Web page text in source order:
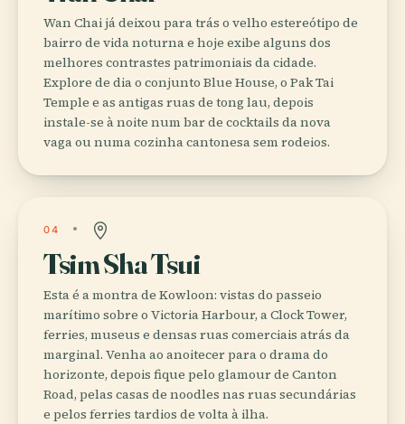
Wan Chai já deixou para trás o velho estereótipo de
bairro de vida noturna e hoje exibe alguns dos
melhores contrastes patrimoniais da cidade.
Explore de dia o conjunto Blue House, o Pak Tai
Temple e as antigas ruas de tong lau, depois
instale-se à noite num bar de cocktails da nova
vaga ou numa cozinha cantonesa sem rodeios.
04
Tsim Sha Tsui
Esta é a montra de Kowloon: vistas do passeio
marítimo sobre o Victoria Harbour, a Clock Tower,
ferries, museus e densas ruas comerciais atrás da
marginal. Venha ao anoitecer para o drama do
horizonte, depois fique pelo glamour de Canton
Road, pelas casas de noodles nas ruas secundárias
e pelos ferries tardios de volta à ilha.